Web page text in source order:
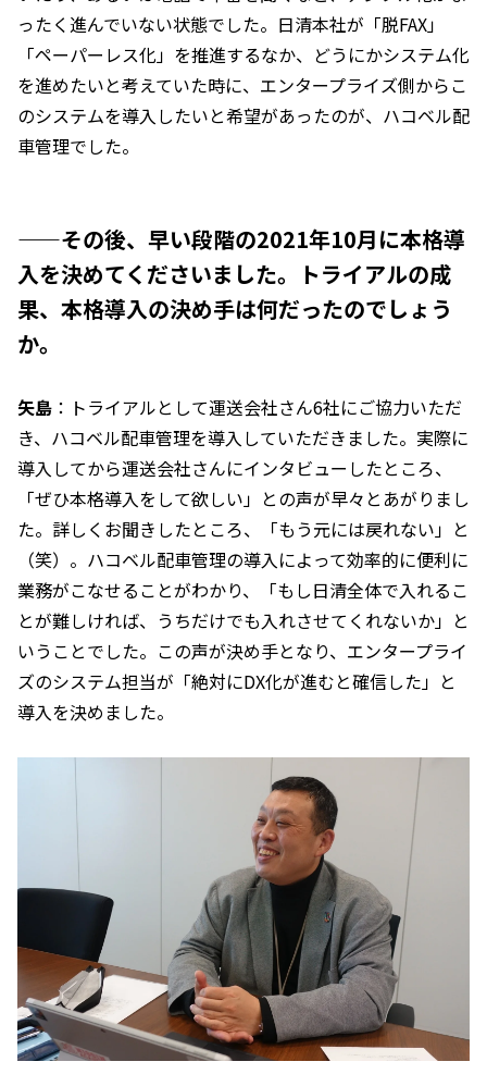
ったく進んでいない状態でした。日清本社が「脱FAX」
「ペーパーレス化」を推進するなか、どうにかシステム化
を進めたいと考えていた時に、エンタープライズ側からこ
のシステムを導入したいと希望があったのが、ハコベル配
車管理でした。
——その後、早い段階の2021年10月に本格導
入を決めてくださいました。トライアルの成
果、本格導入の決め手は何だったのでしょう
か。
矢島 ：トライアルとして運送会社さん6社にご協力いただ
き、ハコベル配車管理を導入していただきました。実際に
導入してから運送会社さんにインタビューしたところ、
「ぜひ本格導入をして欲しい」との声が早々とあがりまし
た。詳しくお聞きしたところ、「もう元には戻れない」と
（笑）。ハコベル配車管理の導入によって効率的に便利に
業務がこなせることがわかり、「もし日清全体で入れるこ
とが難しければ、うちだけでも入れさせてくれないか」と
いうことでした。この声が決め手となり、エンタープライ
ズのシステム担当が「絶対にDX化が進むと確信した」と
導入を決めました。